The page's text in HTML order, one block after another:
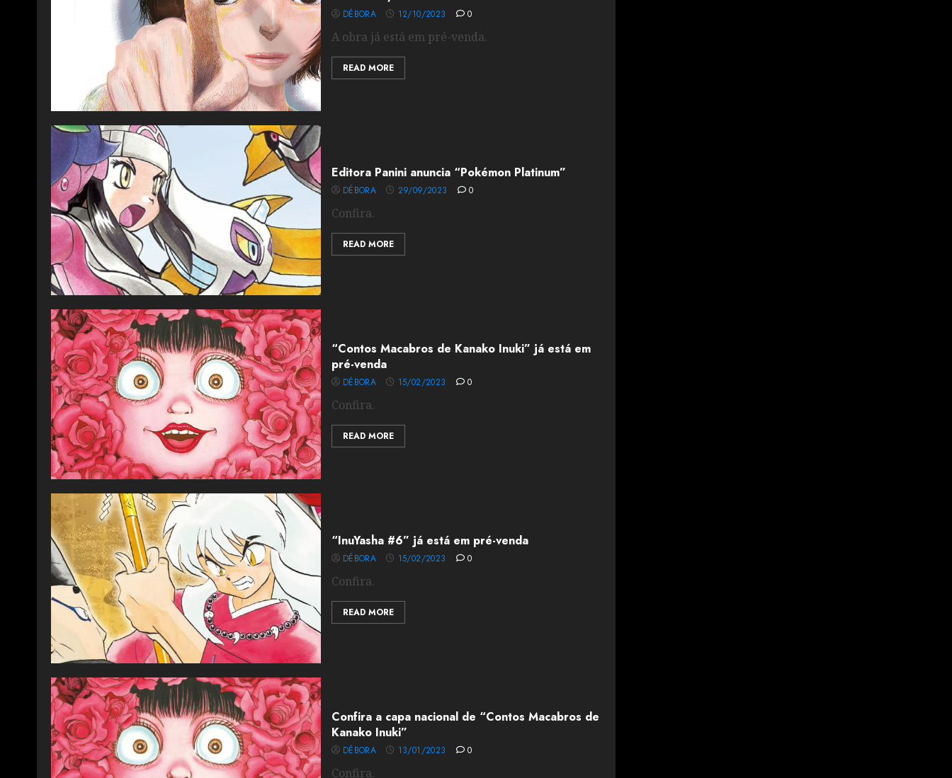
DÉBORA 12/10/2023 0
A obra já está em pré-venda.
READ MORE
Editora Panini anuncia “Pokémon Platinum”
DÉBORA 29/09/2023 0
Confira.
READ MORE
“Contos Macabros de Kanako Inuki” já está em
pré-venda
DÉBORA 15/02/2023 0
Confira.
READ MORE
“InuYasha #6” já está em pré-venda
DÉBORA 15/02/2023 0
Confira.
READ MORE
Confira a capa nacional de “Contos Macabros de
Kanako Inuki”
DÉBORA 13/01/2023 0
Confira.